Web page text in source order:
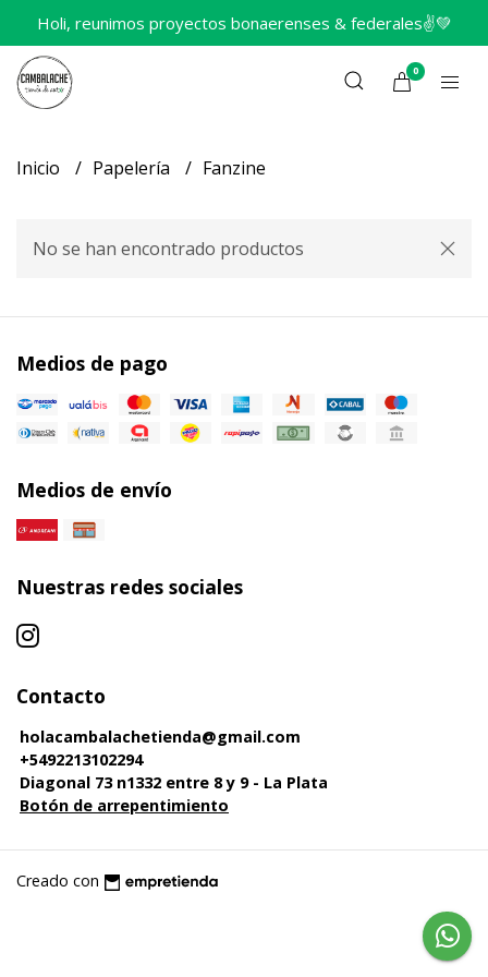
Holi, reunimos proyectos bonaerenses & federales✌️💚
0
Inicio Papelería Fanzine
No se han encontrado productos
Medios de pago
Medios de envío
Nuestras redes sociales
Contacto
holacambalachetienda@gmail.com
+5492213102294
Diagonal 73 n1332 entre 8 y 9 - La Plata
Botón de arrepentimiento
Creado con